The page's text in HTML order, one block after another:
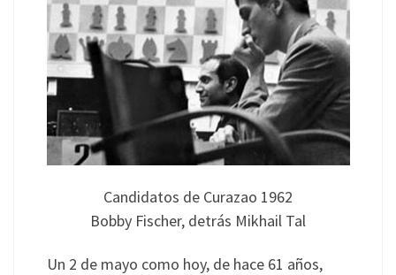
Candidatos de Curazao 1962
Bobby Fischer, detrás Mikhail Tal
Un 2 de mayo como hoy, de hace 61 años,